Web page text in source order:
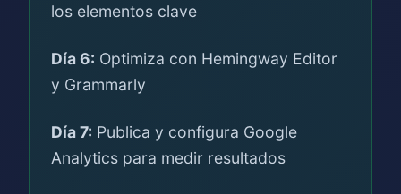
los elementos clave
Día 6: Optimiza con Hemingway Editor
y Grammarly
Día 7: Publica y configura Google
Analytics para medir resultados